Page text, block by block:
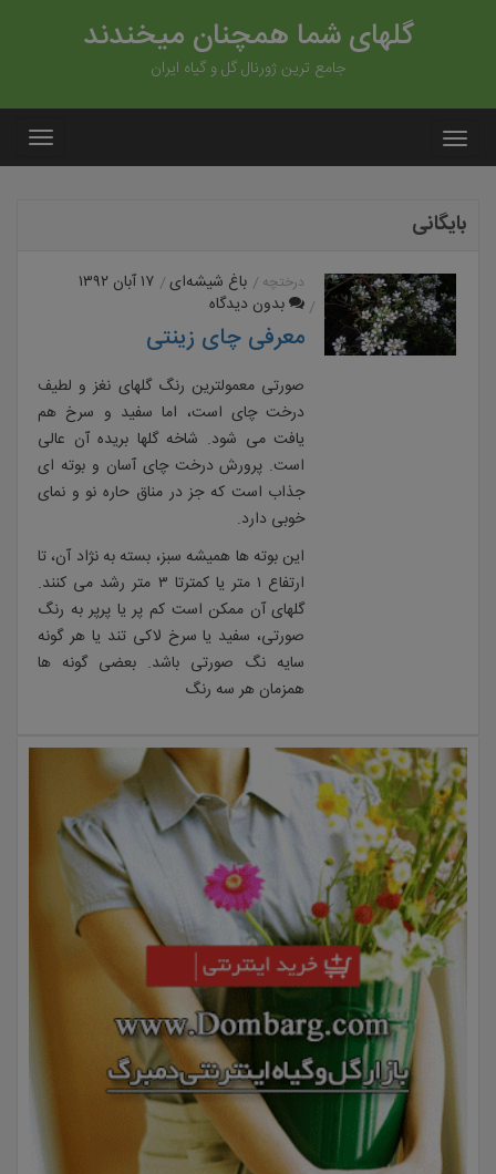
گلهای شما همچنان میخندند
جامع ترین ژورنال گل و گیاه ایران
بایگانی
درختچه باغ شیشه‌ای ۱۷ آبان ۱۳۹۲
بدون دیدگاه
معرفی چای زینتی
صورتی معمولترین رنگ گلهای نغز و لطیف
درخت چای است، اما سفید و سرخ هم
یافت می شود. شاخه گلها بریده آن عالی
است. پرورش درخت چای آسان و بوته ای
جذاب است که جز در مناق حاره نو و نمای
خوبی دارد.
این بوته ها همیشه سبز، بسته به نژاد آن، تا
ارتفاع ۱ متر یا کمترتا ۳ متر رشد می کنند.
گلهای آن ممکن است کم پر یا پرپر به رنگ
صورتی، سفید یا سرخ لاکی تند یا هر گونه
سایه نگ صورتی باشد. بعضی گونه ها
همزمان هر سه رنگ